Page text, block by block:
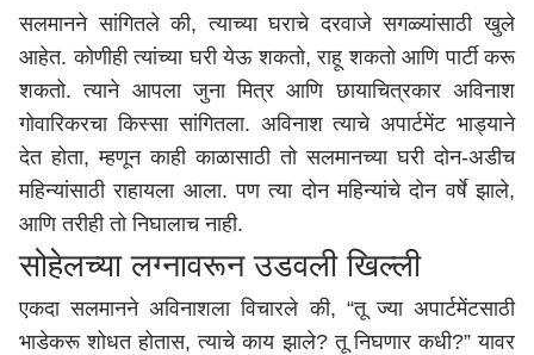
सलमानने सांगितले की, त्याच्या घराचे दरवाजे सगळ्यांसाठी खुले
आहेत. कोणीही त्यांच्या घरी येऊ शकतो, राहू शकतो आणि पार्टी करू
शकतो. त्याने आपला जुना मित्र आणि छायाचित्रकार अविनाश
गोवारिकरचा किस्सा सांगितला. अविनाश त्याचे अपार्टमेंट भाड्याने
देत होता, म्हणून काही काळासाठी तो सलमानच्या घरी दोन-अडीच
महिन्यांसाठी राहायला आला. पण त्या दोन महिन्यांचे दोन वर्षे झाले,
आणि तरीही तो निघालाच नाही.
सोहेलच्या लग्नावरून उडवली खिल्ली
एकदा सलमानने अविनाशला विचारले की, “तू ज्या अपार्टमेंटसाठी
भाडेकरू शोधत होतास, त्याचे काय झाले? तू निघणार कधी?” यावर